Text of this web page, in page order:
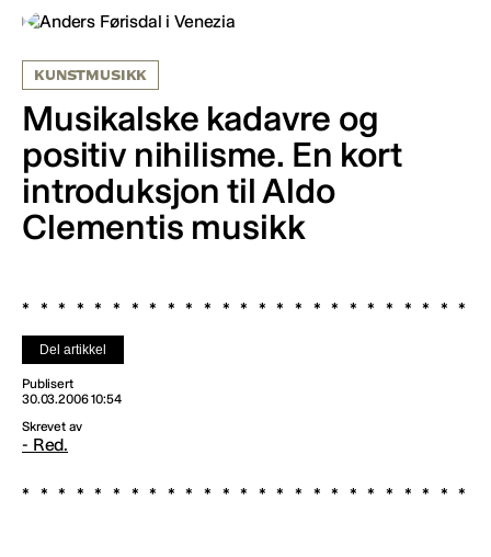
KUNSTMUSIKK
Musikalske kadavre og
positiv nihilisme. En kort
introduksjon til Aldo
Clementis musikk
Del artikkel
Publisert
30.03.2006 10:54
Skrevet av
- Red.